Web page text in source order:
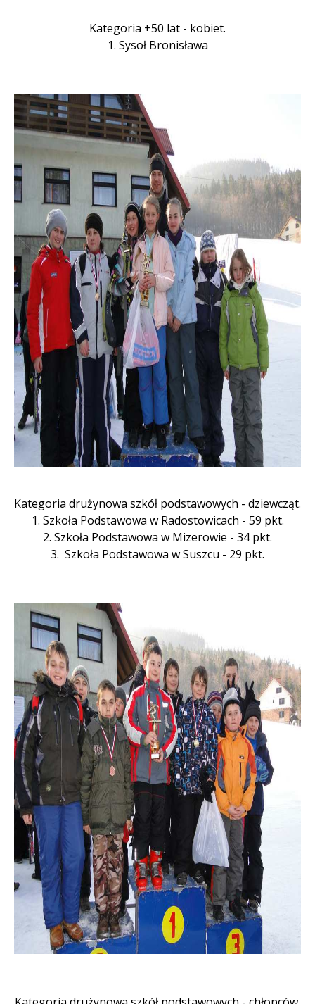
Kategoria +50 lat - kobiet.
1. Sysoł Bronisława
Kategoria drużynowa szkół podstawowych - dziewcząt.
1. Szkoła Podstawowa w Radostowicach - 59 pkt.
2. Szkoła Podstawowa w Mizerowie - 34 pkt.
3. Szkoła Podstawowa w Suszcu - 29 pkt.